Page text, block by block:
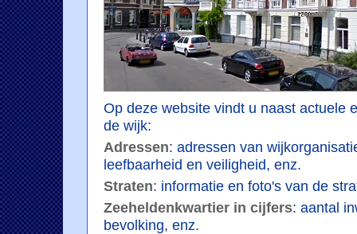
Op deze website vindt u naast actuele
de wijk:
Adressen: adressen van
leefbaarheid en veiligheid, enz.
Straten: informatie en foto's van de
Zeeheldenkwartier in cijfers: aantal
bevolking, enz.